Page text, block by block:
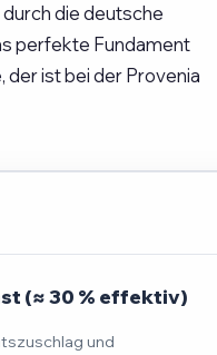
die deutsche
perfekte Fundament
ist bei der Provenia
(≈ 30 % effektiv)
und